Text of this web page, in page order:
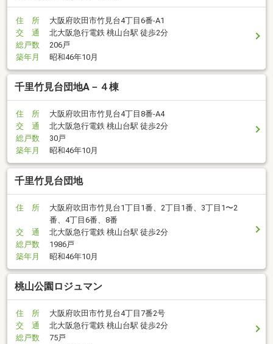
住 所
大阪府吹田市竹見台4丁目6番-A1
交 通
北大阪急行電鉄 桃山台駅 徒歩2分
総戸数
206戸
築年月
昭和46年10月
千里竹見台団地A－４棟
住 所
大阪府吹田市竹見台4丁目8番-A4
交 通
北大阪急行電鉄 桃山台駅 徒歩2分
総戸数
30戸
築年月
昭和46年10月
千里竹見台団地
住 所
大阪府吹田市竹見台1丁目1番、2丁目1番、3丁目1〜2
番、4丁目6番、8番
交 通
北大阪急行電鉄 桃山台駅 徒歩2分
総戸数
1986戸
築年月
昭和46年10月
桃山公園ロジュマン
住 所
大阪府吹田市竹見台4丁目7番2号
交 通
北大阪急行電鉄 桃山台駅 徒歩2分
総戸数
75戸